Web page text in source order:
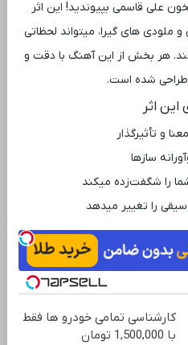
علی قاسمی بپیوندید! این اثر
ملودی ‌های گیرا، میتواند لحظاتی
هر بخش از این آهنگ با دقت و
شده است.
این اثر
و تأثیرگذار
سازها
را شگفت‌زده میکند
را تغییر میدهد
کارشناسی تمامی خودرو ها فقط
با 1,500,000 تومان